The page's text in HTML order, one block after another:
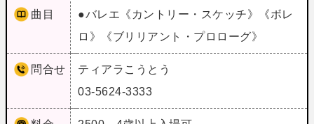
曲目
●バレエ《カントリー・スケッチ》《ボレ
ロ》《ブリリアント・プロローグ》
問合せ
ティアラこうとう
03-5624-3333